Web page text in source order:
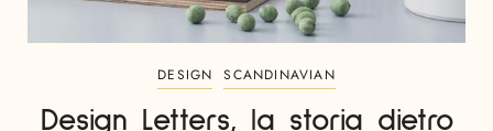
DESIGN SCANDINAVIAN
Design Letters, la storia dietro